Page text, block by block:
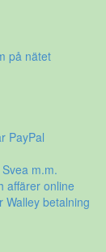
på nätet
PayPal
m.m.
affärer online
Walley betalning